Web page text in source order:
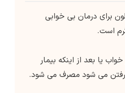
برای درمان بی خوابی
یا بعد از اینکه بیمار
می شود مصرف می شود.